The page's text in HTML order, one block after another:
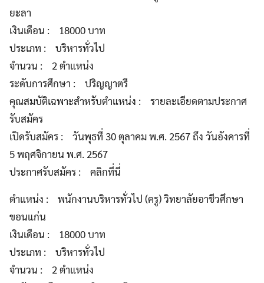
ยะลา
เงินเดือน : 18000 บาท
ประเภท : บริหารทั่วไป
จำนวน : 2 ตำแหน่ง
ระดับการศึกษา : ปริญญาตรี
คุณสมบัติเฉพาะสำหรับตำแหน่ง : รายละเอียดตามประกาศ
รับสมัคร
เปิดรับสมัคร : วันพุธที่ 30 ตุลาคม พ.ศ. 2567 ถึง วันอังคารที่
5 พฤศจิกายน พ.ศ. 2567
ประกาศรับสมัคร : คลิกที่นี่
ตำแหน่ง : พนักงานบริหารทั่วไป (ครู) วิทยาลัยอาชีวศึกษา
ขอนแก่น
เงินเดือน : 18000 บาท
ประเภท : บริหารทั่วไป
จำนวน : 2 ตำแหน่ง